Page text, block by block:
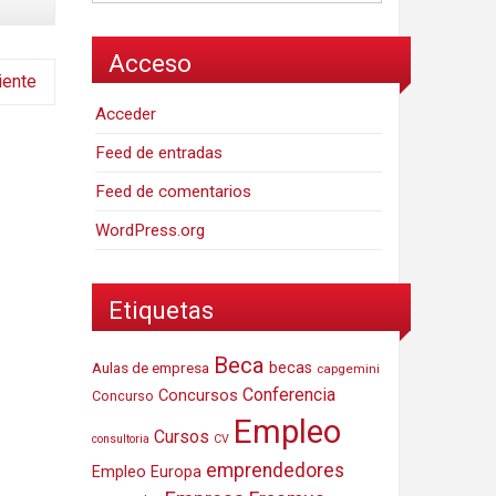
Acceso
Acceder
Feed de entradas
Feed de comentarios
WordPress.org
Etiquetas
Aulas de empresa Beca becas capgemini
Concurso Concursos Conferencia
consultoria Cursos CV Empleo
Empleo Europa emprendedores